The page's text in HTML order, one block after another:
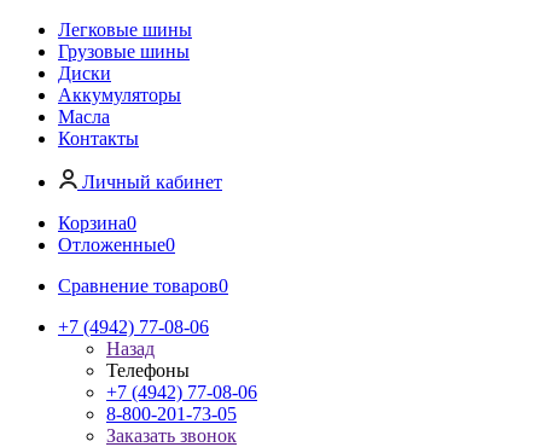
Легковые шины
Грузовые шины
Диски
Аккумуляторы
Масла
Контакты
Личный кабинет
Корзина0
Отложенные0
Сравнение товаров0
+7 (4942) 77-08-06
Назад
Телефоны
+7 (4942) 77-08-06
8-800-201-73-05
Заказать звонок